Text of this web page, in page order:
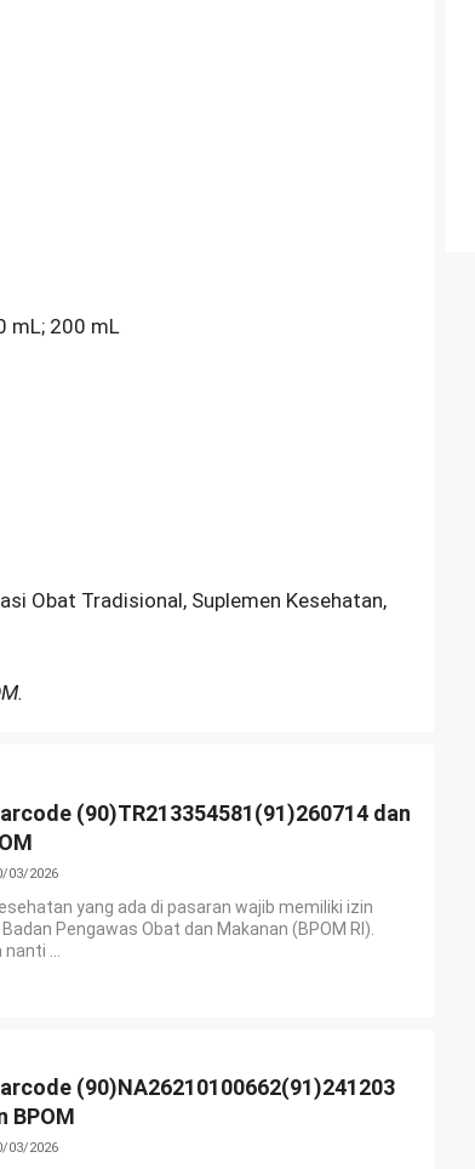
mL; 200 mL
Obat Tradisional, Suplemen Kesehatan,
(90)TR213354581(91)260714 dan
03/2026
yang ada di pasaran wajib memiliki izin
Pengawas Obat dan Makanan (BPOM RI).
...
(90)NA26210100662(91)241203
BPOM
03/2026